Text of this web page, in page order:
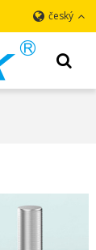
český